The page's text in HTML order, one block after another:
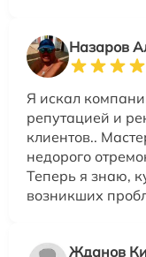
Назаров
Я искал
репутацией и
клиентов..
недорого
Теперь я знаю,
возникших
Жданов